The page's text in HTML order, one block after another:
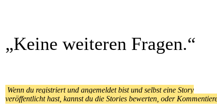
„Keine weiteren Fragen.“
Wenn du registriert und angemeldet bist und selbst eine Story
veröffentlicht hast, kannst du die Stories bewerten, oder